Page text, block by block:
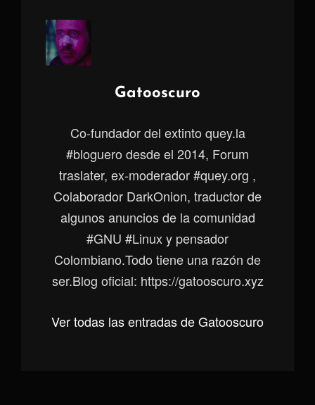
Autor:
Gatooscuro
Co-fundador del extinto quey.la
#bloguero desde el 2014, Forum
traslater, ex-moderador #quey.org ,
Colaborador DarkOnion, traductor de
algunos anuncios de la comunidad
#GNU #Linux y pensador
Colombiano.Todo tiene una razón de
ser.Blog oficial: https://gatooscuro.xyz
Ver todas las entradas de Gatooscuro